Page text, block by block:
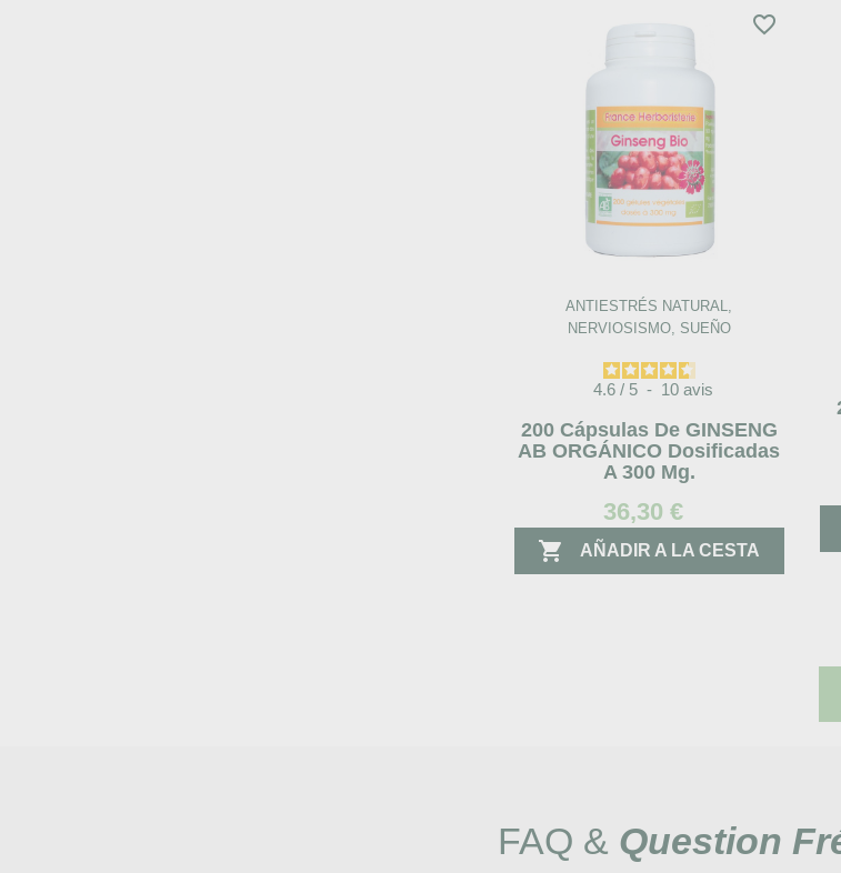
ANTIESTRÉS NATURAL,
NERVIOSISMO, SUEÑO
4.6 / 5 - 10avis
200 Cápsulas De GINSENG
AB ORGÁNICO Dosificadas
A 300 Mg.
36,30 €
 AÑADIR A LA CESTA
favorite_border
FAQ & Question